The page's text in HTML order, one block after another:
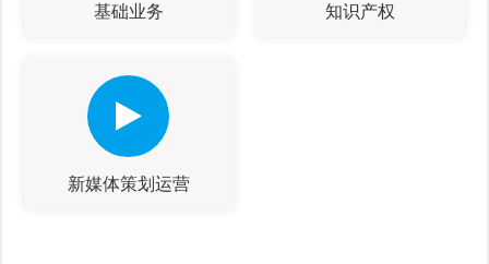
基础业务 知识产权
新媒体策划运营